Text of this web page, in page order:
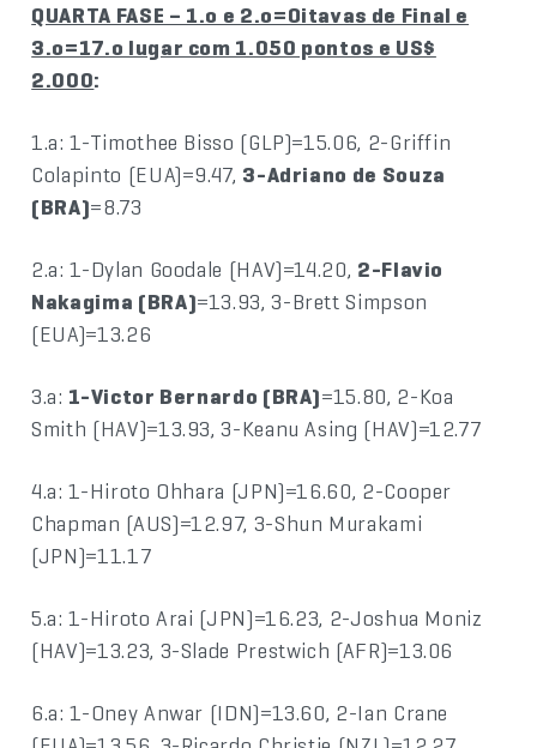
QUARTA FASE – 1.o e 2.o=Oitavas de Final e
3.o=17.o lugar com 1.050 pontos e US$
2.000:
1.a: 1-Timothee Bisso (GLP)=15.06, 2-Griffin
Colapinto (EUA)=9.47, 3-Adriano de Souza
(BRA)=8.73
2.a: 1-Dylan Goodale (HAV)=14.20, 2-Flavio
Nakagima (BRA)=13.93, 3-Brett Simpson
(EUA)=13.26
3.a: 1-Victor Bernardo (BRA)=15.80, 2-Koa
Smith (HAV)=13.93, 3-Keanu Asing (HAV)=12.77
4.a: 1-Hiroto Ohhara (JPN)=16.60, 2-Cooper
Chapman (AUS)=12.97, 3-Shun Murakami
(JPN)=11.17
5.a: 1-Hiroto Arai (JPN)=16.23, 2-Joshua Moniz
(HAV)=13.23, 3-Slade Prestwich (AFR)=13.06
6.a: 1-Oney Anwar (IDN)=13.60, 2-Ian Crane